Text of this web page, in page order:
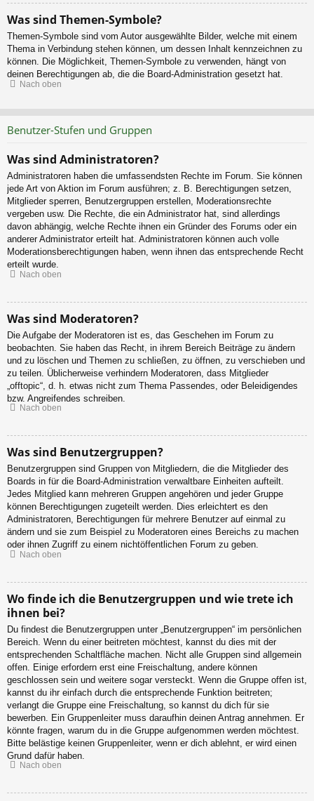
Was sind Themen-Symbole?
Themen-Symbole sind vom Autor ausgewählte Bilder, welche mit einem
Thema in Verbindung stehen können, um dessen Inhalt kennzeichnen zu
können. Die Möglichkeit, Themen-Symbole zu verwenden, hängt von
deinen Berechtigungen ab, die die Board-Administration gesetzt hat.
Nach oben
Benutzer-Stufen und Gruppen
Was sind Administratoren?
Administratoren haben die umfassendsten Rechte im Forum. Sie können
jede Art von Aktion im Forum ausführen; z. B. Berechtigungen setzen,
Mitglieder sperren, Benutzergruppen erstellen, Moderationsrechte
vergeben usw. Die Rechte, die ein Administrator hat, sind allerdings
davon abhängig, welche Rechte ihnen ein Gründer des Forums oder ein
anderer Administrator erteilt hat. Administratoren können auch volle
Moderationsberechtigungen haben, wenn ihnen das entsprechende Recht
erteilt wurde.
Nach oben
Was sind Moderatoren?
Die Aufgabe der Moderatoren ist es, das Geschehen im Forum zu
beobachten. Sie haben das Recht, in ihrem Bereich Beiträge zu ändern
und zu löschen und Themen zu schließen, zu öffnen, zu verschieben und
zu teilen. Üblicherweise verhindern Moderatoren, dass Mitglieder
„offtopic“, d. h. etwas nicht zum Thema Passendes, oder Beleidigendes
bzw. Angreifendes schreiben.
Nach oben
Was sind Benutzergruppen?
Benutzergruppen sind Gruppen von Mitgliedern, die die Mitglieder des
Boards in für die Board-Administration verwaltbare Einheiten aufteilt.
Jedes Mitglied kann mehreren Gruppen angehören und jeder Gruppe
können Berechtigungen zugeteilt werden. Dies erleichtert es den
Administratoren, Berechtigungen für mehrere Benutzer auf einmal zu
ändern und sie zum Beispiel zu Moderatoren eines Bereichs zu machen
oder ihnen Zugriff zu einem nichtöffentlichen Forum zu geben.
Nach oben
Wo finde ich die Benutzergruppen und wie trete ich
ihnen bei?
Du findest die Benutzergruppen unter „Benutzergruppen“ im persönlichen
Bereich. Wenn du einer beitreten möchtest, kannst du dies mit der
entsprechenden Schaltfläche machen. Nicht alle Gruppen sind allgemein
offen. Einige erfordern erst eine Freischaltung, andere können
geschlossen sein und weitere sogar versteckt. Wenn die Gruppe offen ist,
kannst du ihr einfach durch die entsprechende Funktion beitreten;
verlangt die Gruppe eine Freischaltung, so kannst du dich für sie
bewerben. Ein Gruppenleiter muss daraufhin deinen Antrag annehmen. Er
könnte fragen, warum du in die Gruppe aufgenommen werden möchtest.
Bitte belästige keinen Gruppenleiter, wenn er dich ablehnt, er wird einen
Grund dafür haben.
Nach oben